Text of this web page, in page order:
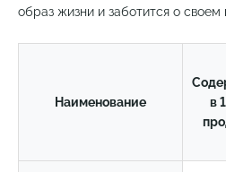
образ жизни и заботится о своем
Наименование
в